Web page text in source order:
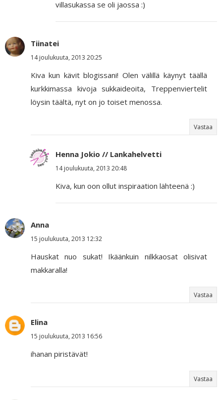
villasukassa se oli jaossa :)
Tiinatei
14 joulukuuta, 2013 20:25
Kiva kun kävit blogissani! Olen välillä käynyt täällä
kurkkimassa kivoja sukkaideoita, Treppenviertelit
löysin täältä, nyt on jo toiset menossa.
Vastaa
Henna Jokio // Lankahelvetti
14 joulukuuta, 2013 20:48
Kiva, kun oon ollut inspiraation lähteenä :)
Anna
15 joulukuuta, 2013 12:32
Hauskat nuo sukat! Ikäänkuin nilkkaosat olisivat
makkaralla!
Vastaa
Elina
15 joulukuuta, 2013 16:56
ihanan piristävät!
Vastaa